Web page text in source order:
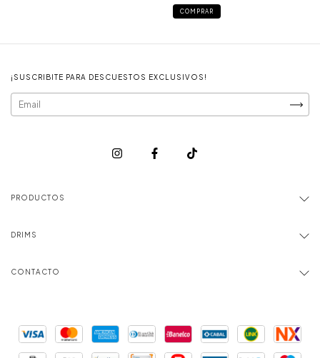
COMPRAR
¡SUSCRIBITE PARA DESCUESTOS EXCLUSIVOS!
PRODUCTOS
DRIMS
CONTACTO